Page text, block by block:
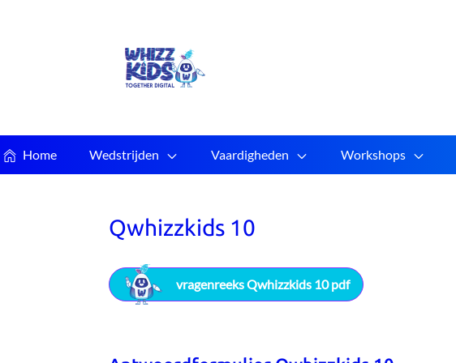
Home Wedstrijden Vaardigheden Workshops
Qwhizzkids 10
vragenreeks Qwhizzkids 10 pdf